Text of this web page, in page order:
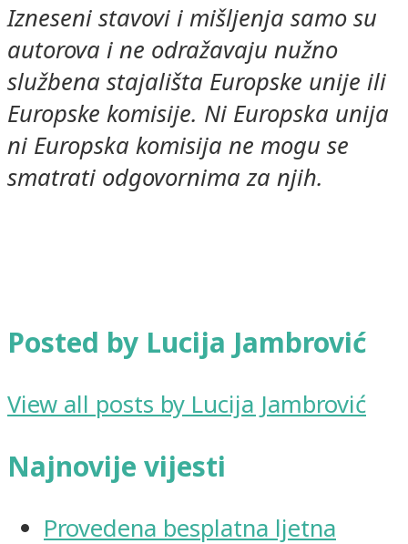
Izneseni stavovi i mišljenja samo su
autorova i ne odražavaju nužno
službena stajališta Europske unije ili
Europske komisije. Ni Europska unija
ni Europska komisija ne mogu se
smatrati odgovornima za njih.
Posted by Lucija Jambrović
View all posts by Lucija Jambrović
Najnovije vijesti
Provedena besplatna ljetna